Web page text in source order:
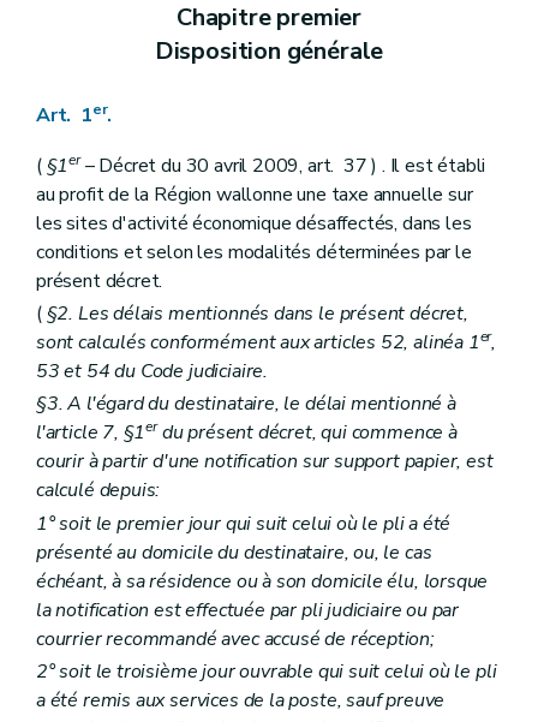
Chapitre premier
Disposition générale
Art. 1er.
( §1er– Décret du 30 avril 2009, art. 37 ) . Il est établi
au profit de la Région wallonne une taxe annuelle sur
les sites d'activité économique désaffectés, dans les
conditions et selon les modalités déterminées par le
présent décret.
( §2. Les délais mentionnés dans le présent décret,
sont calculés conformément aux articles 52, alinéa 1er,
53 et 54 du Code judiciaire.
§3. A l'égard du destinataire, le délai mentionné à
l'article 7, §1erdu présent décret, qui commence à
courir à partir d'une notification sur support papier, est
calculé depuis:
1° soit le premier jour qui suit celui où le pli a été
présenté au domicile du destinataire, ou, le cas
échéant, à sa résidence ou à son domicile élu, lorsque
la notification est effectuée par pli judiciaire ou par
courrier recommandé avec accusé de réception;
2° soit le troisième jour ouvrable qui suit celui où le pli
a été remis aux services de la poste, sauf preuve